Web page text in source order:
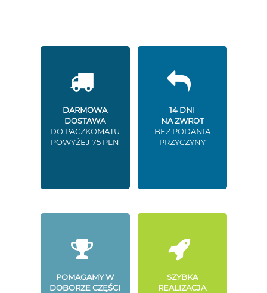
DARMOWA
DOSTAWA
DO PACZKOMATU
POWYŻEJ 75 PLN
14 DNI
NA ZWROT
BEZ PODANIA
PRZYCZYNY
POMAGAMY W
DOBORZE CZĘŚCI
SZYBKA
REALIZACJA